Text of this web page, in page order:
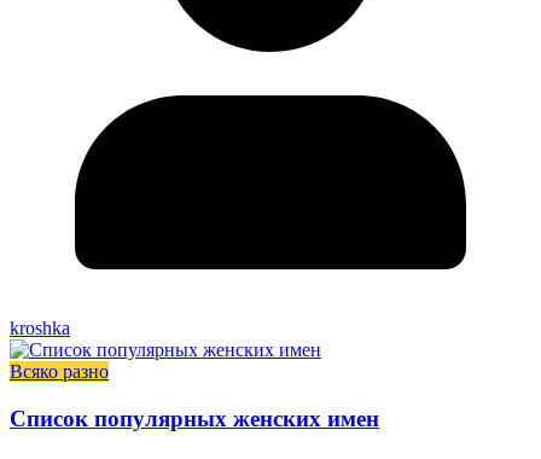
kroshka
Всяко разно
Список популярных женских имен